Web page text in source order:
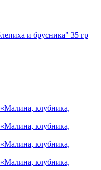
и брусника" 35 гр